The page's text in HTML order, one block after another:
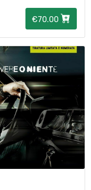
€70.00